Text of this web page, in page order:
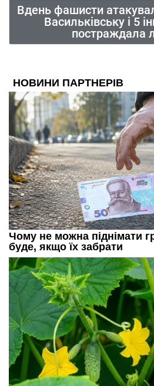
Вдень фашисти
Васильківську і 5
постраждала